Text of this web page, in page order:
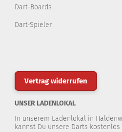
Dart-Boards
Dart-Spieler
Vertrag widerrufen
UNSER LADENLOKAL
In unserem Ladenlokal in
kannst Du unsere Darts